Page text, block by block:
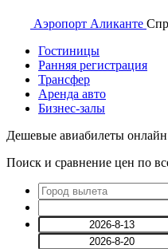
Аэропорт Аликанте
Гостиницы
Ранняя регистрация
Трансфер
Аренда авто
Бизнес-залы
Дешевые авиабилеты онлайн
Поиск и сравнение цен по